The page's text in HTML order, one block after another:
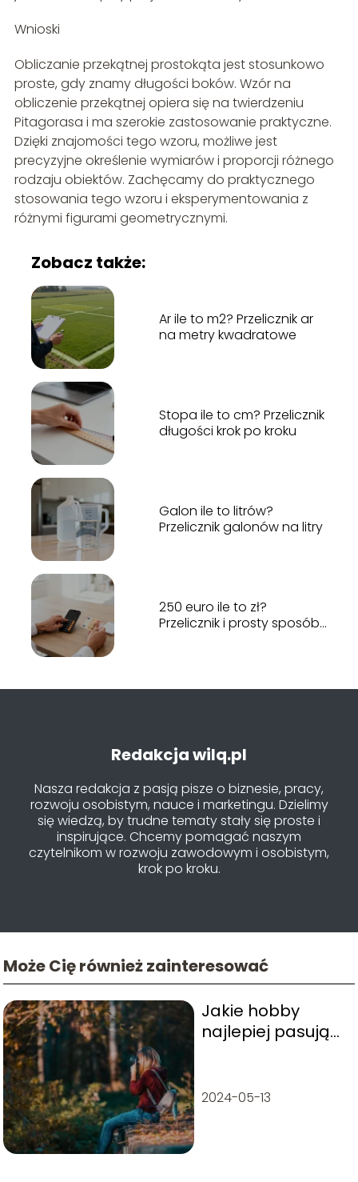
Wnioski
Obliczanie przekątnej prostokąta jest stosunkowo
proste, gdy znamy długości boków. Wzór na
obliczenie przekątnej opiera się na twierdzeniu
Pitagorasa i ma szerokie zastosowanie praktyczne.
Dzięki znajomości tego wzoru, możliwe jest
precyzyjne określenie wymiarów i proporcji różnego
rodzaju obiektów. Zachęcamy do praktycznego
stosowania tego wzoru i eksperymentowania z
różnymi figurami geometrycznymi.
Zobacz także:
Ar ile to m2? Przelicznik ar
na metry kwadratowe
Stopa ile to cm? Przelicznik
długości krok po kroku
Galon ile to litrów?
Przelicznik galonów na litry
250 euro ile to zł?
Przelicznik i prosty sposób
Redakcja wilq.pl
Nasza redakcja z pasją pisze o biznesie, pracy,
rozwoju osobistym, nauce i marketingu. Dzielimy
się wiedzą, by trudne tematy stały się proste i
inspirujące. Chcemy pomagać naszym
czytelnikom w rozwoju zawodowym i osobistym,
krok po kroku.
Może Cię również zainteresować
Jakie hobby
najlepiej pasują
2024-05-13